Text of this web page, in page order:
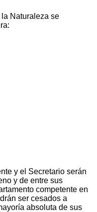
Naturaleza se
y el Secretario serán
y de entre sus
competente en
ser cesados a
absoluta de sus